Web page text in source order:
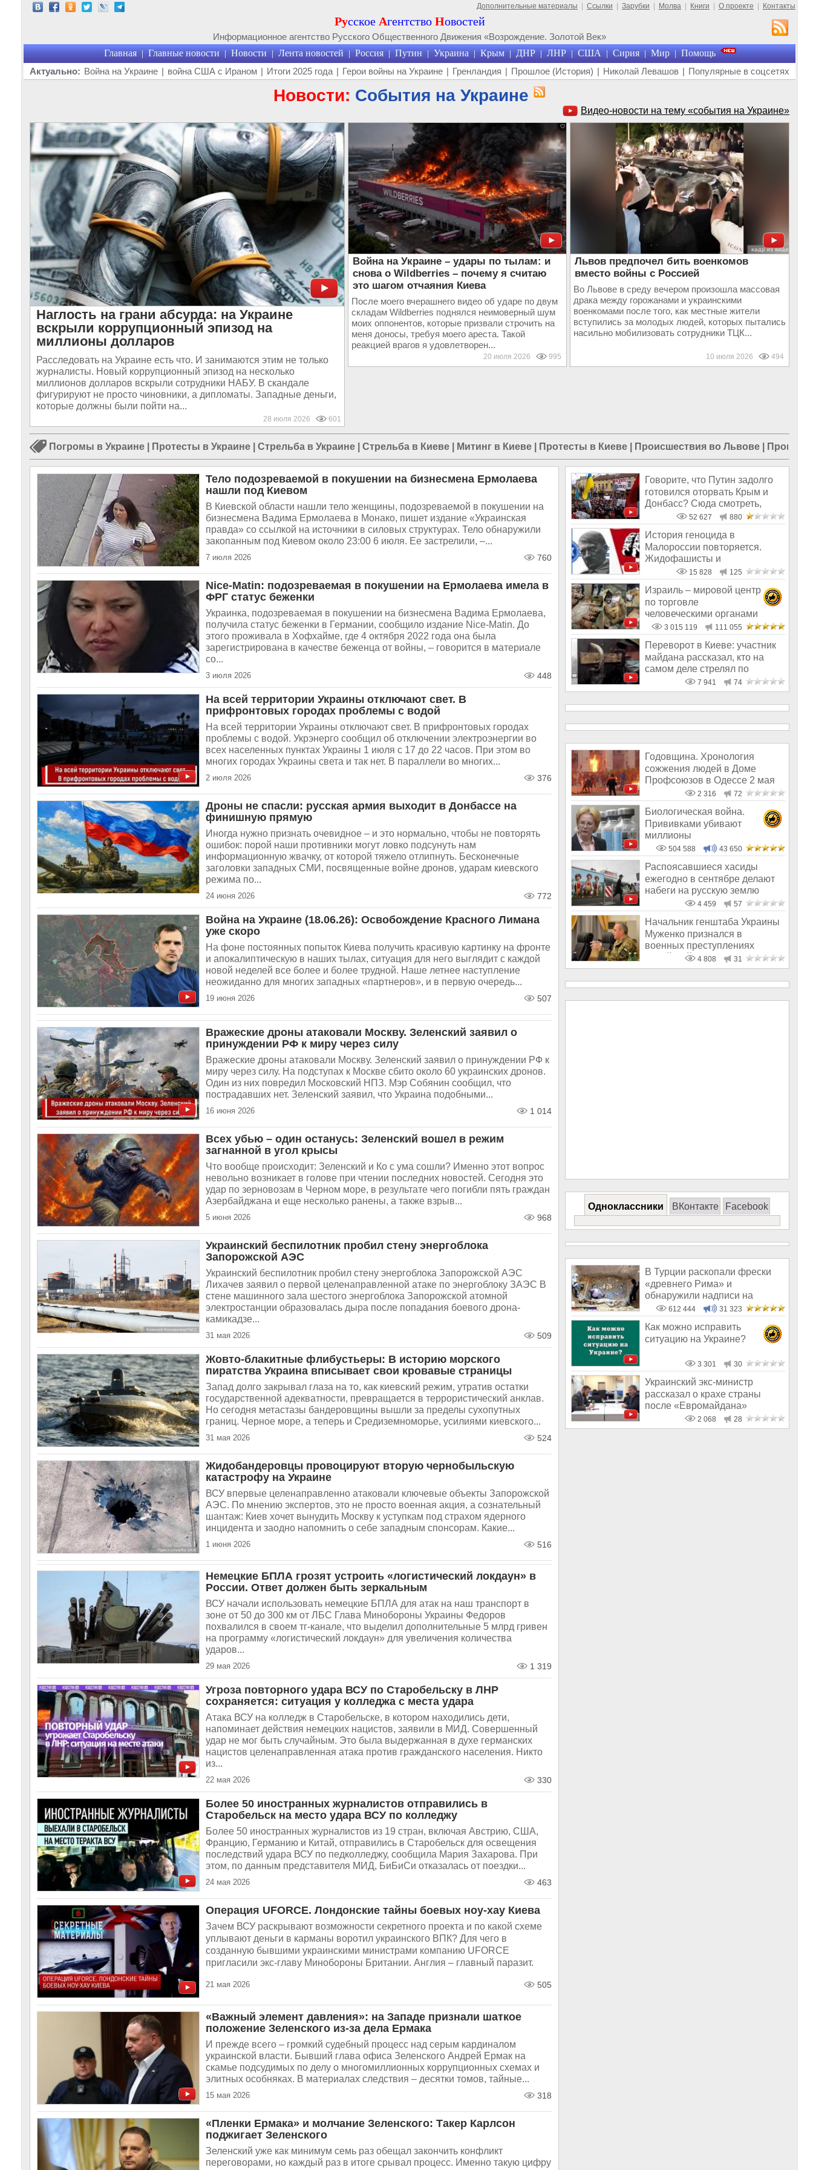
Дополнительные материалы Ссылки Зарубки Молва Книги О проекте Контакты
Русское Агентство Новостей
Информационное агентство Русского Общественного Движения «Возрождение. Золотой Век»
Главная | Главные новости | Новости | Лента новостей | Россия | Путин | Украина | Крым | ДНР | ЛНР | США | Сирия | Мир | Помощь
Актуально: Война на Украине | война США с Ираном | Итоги 2025 года | Герои войны на Украине | Гренландия | Прошлое (История) | Николай Левашов | Популярные в соцсетях
Новости: События на Украине
Видео-новости на тему «события на Украине»
Наглость на грани абсурда: на Украине
вскрыли коррупционный эпизод на
миллионы долларов
Расследовать на Украине есть что. И занимаются этим не только
журналисты. Новый коррупционный эпизод на несколько
миллионов долларов вскрыли сотрудники НАБУ. В скандале
фигурируют не просто чиновники, а дипломаты. Западные деньги,
которые должны были пойти на...
28 июля 2026 601
Война на Украине – удары по тылам: и
снова о Wildberries – почему я считаю
это шагом отчаяния Киева
После моего вчерашнего видео об ударе по двум
складам Wildberries поднялся неимоверный шум
моих оппонентов, которые призвали строчить на
меня доносы, требуя моего ареста. Такой
реакцией врагов я удовлетворен...
20 июля 2026 995
Львов предпочел бить военкомов
вместо войны с Россией
Во Львове в среду вечером произошла массовая
драка между горожанами и украинскими
военкомами после того, как местные жители
вступились за молодых людей, которых пытались
насильно мобилизовать сотрудники ТЦК...
10 июля 2026 494
Погромы в Украине Протесты в Украине Стрельба в Украине Стрельба в Киеве Митинг в Киеве Протесты в Киеве Происшествия во Львове
Тело подозреваемой в покушении на бизнесмена Ермолаева
нашли под Киевом
В Киевской области нашли тело женщины, подозреваемой в покушении на
бизнесмена Вадима Ермолаева в Монако, пишет издание «Украинская
правда» со ссылкой на источники в силовых структурах. Тело обнаружили
закопанным под Киевом около 23:00 6 июля. Ее застрелили, –...
7 июля 2026 760
Nice-Matin: подозреваемая в покушении на Ермолаева имела в
ФРГ статус беженки
Украинка, подозреваемая в покушении на бизнесмена Вадима Ермолаева,
получила статус беженки в Германии, сообщило издание Nice-Matin. До
этого проживала в Хофхайме, где 4 октября 2022 года она была
зарегистрирована в качестве беженца от войны, – говорится в материале
со...
3 июля 2026 448
На всей территории Украины отключают свет. В
прифронтовых городах проблемы с водой
На всей территории Украины отключают свет. В прифронтовых городах
проблемы с водой. Укрэнерго сообщил об отключении электроэнергии во
всех населенных пунктах Украины 1 июля с 17 до 22 часов. При этом во
многих городах Украины света и так нет. В параллели во многих...
2 июля 2026 376
Дроны не спасли: русская армия выходит в Донбассе на
финишную прямую
Иногда нужно признать очевидное – и это нормально, чтобы не повторять
ошибок: порой наши противники могут ловко подсунуть нам
информационную жвачку, от которой тяжело отлипнуть. Бесконечные
заголовки западных СМИ, посвященные войне дронов, ударам киевского
режима по...
24 июня 2026 772
Война на Украине (18.06.26): Освобождение Красного Лимана
уже скоро
На фоне постоянных попыток Киева получить красивую картинку на фронте
и апокалиптическую в наших тылах, ситуация для него выглядит с каждой
новой неделей все более и более трудной. Наше летнее наступление
неожиданно для многих западных «партнеров», и в первую очередь...
19 июня 2026 507
Вражеские дроны атаковали Москву. Зеленский заявил о
принуждении РФ к миру через силу
Вражеские дроны атаковали Москву. Зеленский заявил о принуждении РФ к
миру через силу. На подступах к Москве сбито около 60 украинских дронов.
Один из них повредил Московский НПЗ. Мэр Собянин сообщил, что
пострадавших нет. Зеленский заявил, что Украина подобными...
16 июня 2026 1 014
Всех убью – один останусь: Зеленский вошел в режим
загнанной в угол крысы
Что вообще происходит: Зеленский и Ко с ума сошли? Именно этот вопрос
невольно возникает в голове при чтении последних новостей. Сегодня это
удар по зерновозам в Черном море, в результате чего погибли пять граждан
Азербайджана и еще несколько ранены, а также взрыв...
5 июня 2026 968
Украинский беспилотник пробил стену энергоблока
Запорожской АЭС
Украинский беспилотник пробил стену энергоблока Запорожской АЭС
Лихачев заявил о первой целенаправленной атаке по энергоблоку ЗАЭС В
стене машинного зала шестого энергоблока Запорожской атомной
электростанции образовалась дыра после попадания боевого дрона-
камикадзе...
31 мая 2026 509
Жовто-блакитные флибустьеры: В историю морского
пиратства Украина вписывает свои кровавые страницы
Запад долго закрывал глаза на то, как киевский режим, утратив остатки
государственной адекватности, превращается в террористический анклав.
Но сегодня метастазы бандеровщины вышли за пределы сухопутных
границ. Черное море, а теперь и Средиземноморье, усилиями киевского...
31 мая 2026 524
Жидобандеровцы провоцируют вторую чернобыльскую
катастрофу на Украине
ВСУ впервые целенаправленно атаковали ключевые объекты Запорожской
АЭС. По мнению экспертов, это не просто военная акция, а сознательный
шантаж: Киев хочет вынудить Москву к уступкам под страхом ядерного
инцидента и заодно напомнить о себе западным спонсорам. Какие...
1 июня 2026 516
Немецкие БПЛА грозят устроить «логистический локдаун» в
России. Ответ должен быть зеркальным
ВСУ начали использовать немецкие БПЛА для атак на наш транспорт в
зоне от 50 до 300 км от ЛБС Глава Минобороны Украины Федоров
похвалился в своем тг-канале, что выделил дополнительные 5 млрд гривен
на программу «логистический локдаун» для увеличения количества
ударов...
29 мая 2026 1 319
Угроза повторного удара ВСУ по Старобельску в ЛНР
сохраняется: ситуация у колледжа с места удара
Атака ВСУ на колледж в Старобельске, в котором находились дети,
напоминает действия немецких нацистов, заявили в МИД. Совершенный
удар не мог быть случайным. Это была выдержанная в духе германских
нацистов целенаправленная атака против гражданского населения. Никто
из...
22 мая 2026 330
Более 50 иностранных журналистов отправились в
Старобельск на место удара ВСУ по колледжу
Более 50 иностранных журналистов из 19 стран, включая Австрию, США,
Францию, Германию и Китай, отправились в Старобельск для освещения
последствий удара ВСУ по педколледжу, сообщила Мария Захарова. При
этом, по данным представителя МИД, БиБиСи отказалась от поездки...
24 мая 2026 463
Операция UFORCE. Лондонские тайны боевых ноу-хау Киева
Зачем ВСУ раскрывают возможности секретного проекта и по какой схеме
уплывают деньги в карманы воротил украинского ВПК? Для чего в
созданную бывшими украинскими министрами компанию UFORCE
пригласили экс-главу Минобороны Британии. Англия – главный паразит.
21 мая 2026 505
«Важный элемент давления»: на Западе признали шаткое
положение Зеленского из-за дела Ермака
И прежде всего – громкий судебный процесс над серым кардиналом
украинской власти. Бывший глава офиса Зеленского Андрей Ермак на
скамье подсудимых по делу о многомиллионных коррупционных схемах и
элитных особняках. В материалах следствия – десятки томов, тайные...
15 мая 2026 318
«Пленки Ермака» и молчание Зеленского: Такер Карлсон
поджигает Зеленского
Зеленский уже как минимум семь раз обещал закончить конфликт
переговорами, но каждый раз в итоге срывал процесс. Именно такую цифру
Говорите, что Путин задолго
готовился оторвать Крым и
Донбасс? Сюда смотреть,
52 627 880
История геноцида в
Малороссии повторяется.
Жидофашисты и
жидокоммунисты снова во вл
15 828 125
Израиль – мировой центр
по торговле
человеческими органами
3 015 119 111 055
Переворот в Киеве: участник
майдана рассказал, кто на
самом деле стрелял по
7 941 74
Годовщина. Хронология
сожжения людей в Доме
Профсоюзов в Одессе 2 мая
2014 года
2 316 72
Биологическая война.
Прививками убивают
миллионы
504 588 43 650
Распоясавшиеся хасиды
ежегодно в сентябре делают
набеги на русскую землю
4 459 57
Начальник генштаба Украины
Муженко признался в
военных преступлениях
еврейской хунт
4 808 31
Одноклассники ВКонтакте Facebook
В Турции раскопали фрески
«древнего Рима» и
обнаружили надписи на
Русском!
612 444 31 323
Как можно исправить
ситуацию на Украине?
3 301 30
Украинский экс-министр
рассказал о крахе страны
после «Евромайдана»
2 068 28